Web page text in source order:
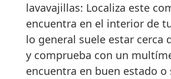
lavavajillas: Localiza este
encuentra en el interior de
lo general suele estar cerca
y comprueba con un
encuentra en buen estado o